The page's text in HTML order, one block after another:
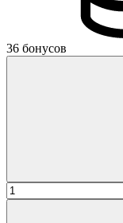
36 бонусов